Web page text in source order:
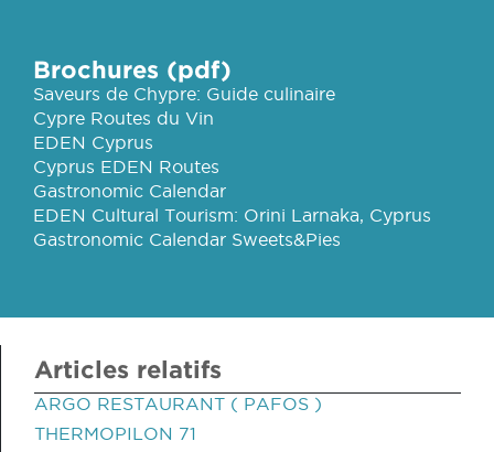
Brochures (pdf)
Saveurs de Chypre: Guide culinaire
Cypre Routes du Vin
EDEN Cyprus
Cyprus EDEN Routes
Gastronomic Calendar
EDEN Cultural Tourism: Orini Larnaka, Cyprus
Gastronomic Calendar Sweets&Pies
Articles relatifs
ARGO RESTAURANT ( PAFOS )
THERMOPILON 71